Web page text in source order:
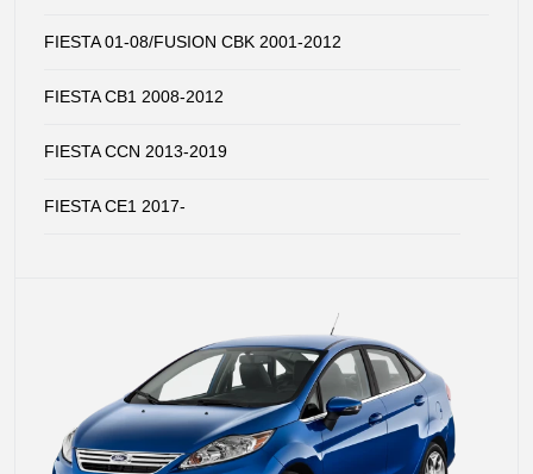
FIESTA 01-08/FUSION CBK 2001-2012
FIESTA CB1 2008-2012
FIESTA CCN 2013-2019
FIESTA CE1 2017-